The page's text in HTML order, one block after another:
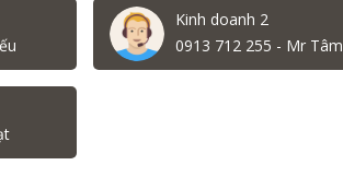
Kinh doanh 2
0913 712 255 - Mr Tâm